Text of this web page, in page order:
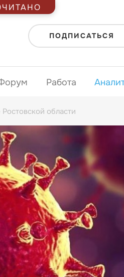
ПОДПИСАТЬСЯ
Работа
области